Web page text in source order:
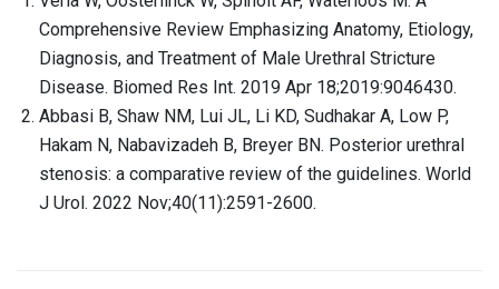
Comprehensive Review Emphasizing Anatomy, Etiology,
Diagnosis, and Treatment of Male Urethral Stricture
Disease. Biomed Res Int. 2019 Apr 18;2019:9046430.
Abbasi B, Shaw NM, Lui JL, Li KD, Sudhakar A, Low P,
Hakam N, Nabavizadeh B, Breyer BN. Posterior urethral
stenosis: a comparative review of the guidelines. World
J Urol. 2022 Nov;40(11):2591-2600.